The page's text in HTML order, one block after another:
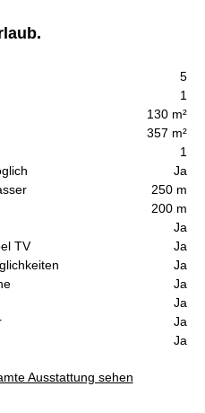
5
1
130 m²
357 m²
1
Ja
250 m
200 m
Ja
TV
Ja
Ja
Ja
Ja
Ja
Ja
Ausstattung sehen